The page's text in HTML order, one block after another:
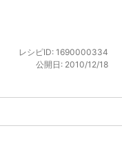
レシピID: 1690000334
公開日: 2010/12/18